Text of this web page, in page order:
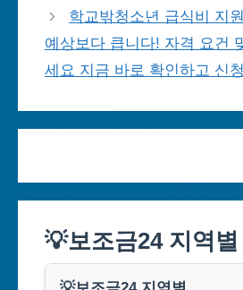
학교밖청소년 급식비 지
예상보다 큽니다! 자격 요건
세요 지금 바로 확인하고 신
💡보조금24 지역별